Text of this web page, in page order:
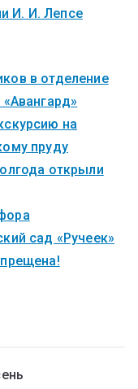
И. И. Лепсе
в отделение
на
пруду
открыли
сад «Ручеек»